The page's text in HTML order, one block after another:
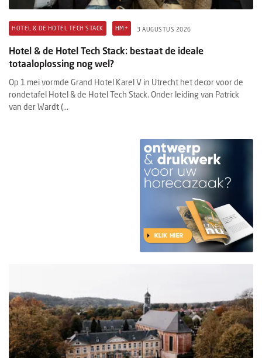
HOTEL & DE HOTEL TECH STACK HM+ 3 AUGUSTUS 2026
Hotel & de Hotel Tech Stack: bestaat de ideale
totaaloplossing nog wel?
Op 1 mei vormde Grand Hotel Karel V in Utrecht het decor voor de
rondetafel Hotel & de Hotel Tech Stack. Onder leiding van Patrick
van der Wardt (...